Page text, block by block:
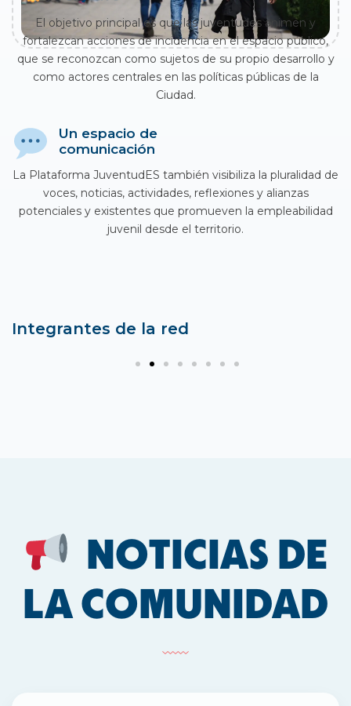
El objetivo principal es que las juventudes animen y
fortalezcan acciones de incidencia en el espacio público,
que se reconozcan como sujetos de su propio desarrollo y
como actores centrales en las políticas públicas de la
Ciudad.
Un espacio de
comunicación
La Plataforma JuventudES también visibiliza la pluralidad de
voces, noticias, actividades, reflexiones y alianzas
potenciales y existentes que promueven la empleabilidad
juvenil desde el territorio.
Integrantes de la red
NOTICIAS DE
LA COMUNIDAD